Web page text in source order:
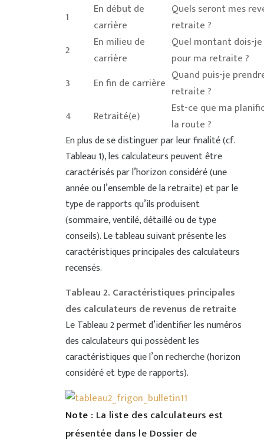
1
En début de
carrière
Quels seront mes
retraite ?
2
En milieu de
carrière
Quel montant dois-
pour ma retraite ?
3
En fin de carrière Quand puis-je
retraite ?
4
Retraité(e)
Est-ce que ma
la route ?
En plus de se distinguer par leur finalité (cf.
Tableau 1), les calculateurs peuvent être
caractérisés par l’horizon considéré (une
année ou l’ensemble de la retraite) et par le
type de rapports qu’ils produisent
(sommaire, ventilé, détaillé ou de type
conseils). Le tableau suivant présente les
caractéristiques principales des calculateurs
recensés.
Tableau 2. Caractéristiques principales
des calculateurs de revenus de retraite
Le Tableau 2 permet d’identifier les numéros
des calculateurs qui possèdent les
caractéristiques que l’on recherche (horizon
considéré et type de rapports).
Note : La liste des calculateurs est
présentée dans le Dossier de